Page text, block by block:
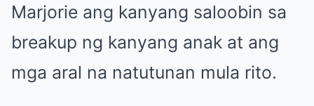
Marjorie ang kanyang saloobin sa
breakup ng kanyang anak at ang
mga aral na natutunan mula rito.